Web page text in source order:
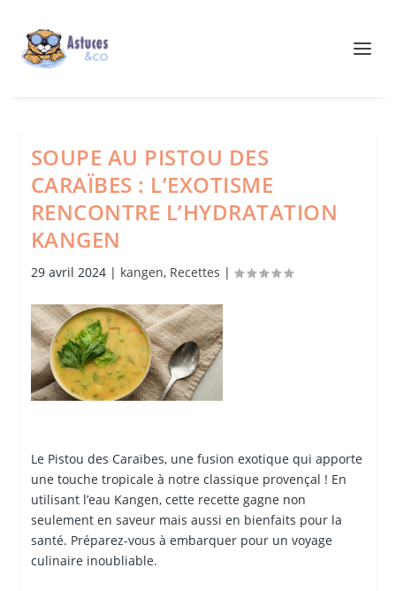
SOUPE AU PISTOU DES
CARAÏBES : L’EXOTISME
RENCONTRE L’HYDRATATION
KANGEN
29 avril 2024| kangen, Recettes |
Le Pistou des Caraïbes, une fusion exotique qui apporte
une touche tropicale à notre classique provençal ! En
utilisant l’eau Kangen, cette recette gagne non
seulement en saveur mais aussi en bienfaits pour la
santé. Préparez-vous à embarquer pour un voyage
culinaire inoubliable.